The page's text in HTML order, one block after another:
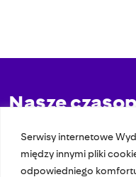
Serwisy internetowe
między innymi pliki
odpowiedniego
Nasze
Nasze strony